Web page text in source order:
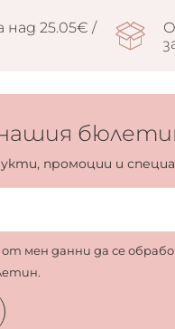
25.05€ /
промоции и
мен данни да се